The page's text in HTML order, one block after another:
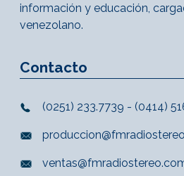
información y educación,
venezolano.
Contacto
(0251) 233.7739 - (0414)